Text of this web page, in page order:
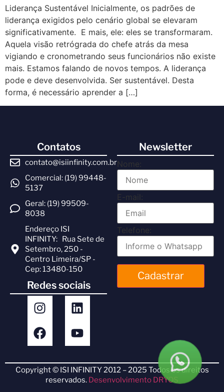
Liderança Sustentável Inicialmente, os padrões de
liderança exigidos pelo cenário global se elevaram
significativamente. E mais, ele: eles se transformaram.
Aquela visão retrógrada do chefe atrás da mesa
vigiando e cronometrando seus funcionários não existe
mais. Estamos falando de novos tempos. A liderança
pode e deve desenvolvida. Ser sustentável. Desta
forma, é necessário aprender a […]
Contatos
contato@isiinfinity.com.br
Comercial: (19) 99448-
5137
Geral: (19) 99509-
8038
Endereço ISI
INFINITY: Rua Sete de
Setembro, 250 -
Centro Limeira/SP -
Cep: 13480-150
Redes sociais
Newsletter
Nome:
E-mail:
Telefone:
Cadastrar
Copyright © ISI INFINITY 2012 – 2025 Todos os direitos
reservados. Desenvolvimento DRYOS